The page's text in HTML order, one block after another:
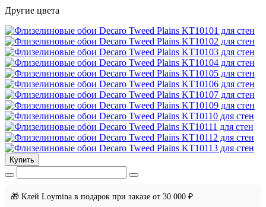
Другие цвета
Купить
🎁 Клей Loymina в подарок при заказе от 30 000 ₽